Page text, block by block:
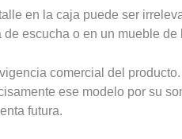
en la caja puede ser
escucha o en un mueble
comercial del
ese modelo por su
futura.